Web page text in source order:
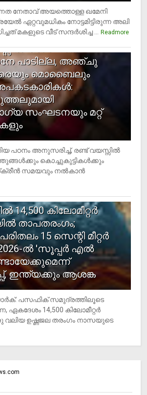
നേതാവ് അയത്തൊള്ള ഖമേനി
ഏറ്റവുമധികം നോട്ടമിട്ടിരുന്ന അലി
മകളുടെ വീട് സന്ദര്‍ശിച്ച ...
Readmore
താഴെ സ്‌ക്രീന്‍
പാടില്ല, അഞ്ചു
മൊബൈലും
സംഘടനയും മറ്റ്
പഠനം അനുസരിച്ച്, രണ്ട് വയസ്സില്‍
കൊച്ചുകുട്ടികള്‍ക്കും
സമയവും നല്‍കാന്‍
14,500 കിലോമീറ്റര്‍
താപതരംഗം;
15 സെന്റി മീറ്റര്‍
ല്‍ 'സൂപ്പര്‍ എല്‍
ഇന്ത്യക്കും ആശങ്ക
പസഫിക് സമുദ്രത്തിലൂടെ
ഏകദേശം 14,500 കിലോമീറ്റര്‍
വലിയ ഉഷ്ണജല തരംഗം നാസയുടെ